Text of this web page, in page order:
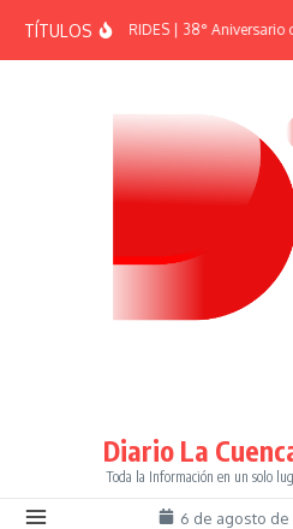
TÍTULOSEFEMÉRIDES | 38° Aniversario
Diario La
Toda la Información en un solo
6 de agosto de